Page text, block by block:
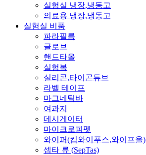
실험실 냉장,냉동고
의료용 냉장,냉동고
실험실 비품
파라필름
글로브
핸드타올
실험복
실리콘,타이곤튜브
라벨 테이프
마그네틱바
여과지
데시게이터
마이크로피펫
와이퍼(킴와이푸스,와이프올)
셉타 류 (SepTas)